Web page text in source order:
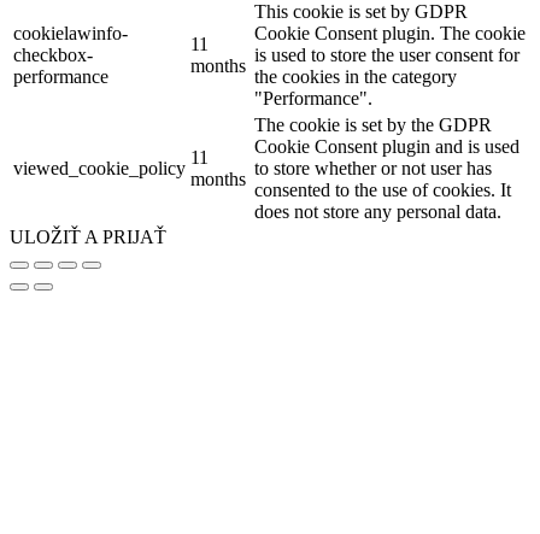
cookielawinfo-
checkbox-
performance
11
months
This cookie is set by GDPR
Cookie Consent plugin. The cookie
is used to store the user consent for
the cookies in the category
"Performance".
viewed_cookie_policy
11
months
The cookie is set by the GDPR
Cookie Consent plugin and is used
to store whether or not user has
consented to the use of cookies. It
does not store any personal data.
ULOŽIŤ A PRIJAŤ